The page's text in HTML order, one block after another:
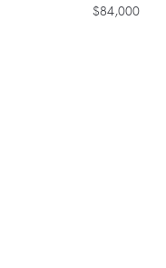
$84,000